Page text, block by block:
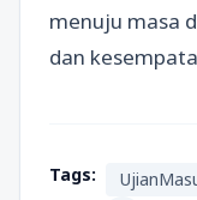
menuju masa
dan
Tags: